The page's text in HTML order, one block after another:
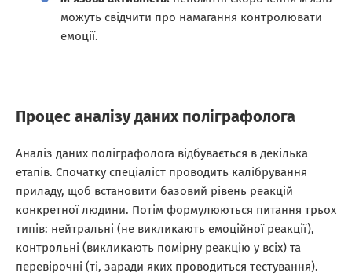
можуть свідчити про намагання контролювати
емоції.
Процес аналізу даних поліграфолога
Аналіз даних поліграфолога відбувається в декілька
етапів. Спочатку спеціаліст проводить калібрування
приладу, щоб встановити базовий рівень реакцій
конкретної людини. Потім формулюються питання трьох
типів: нейтральні (не викликають емоційної реакції),
контрольні (викликають помірну реакцію у всіх) та
перевірочні (ті, заради яких проводиться тестування).